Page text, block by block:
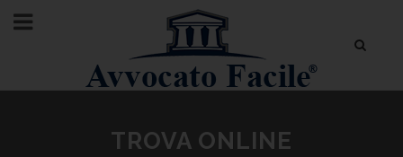
TROVA ONLINE